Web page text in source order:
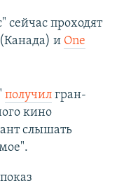
проходят
и One
получилгран-
кино
слышать